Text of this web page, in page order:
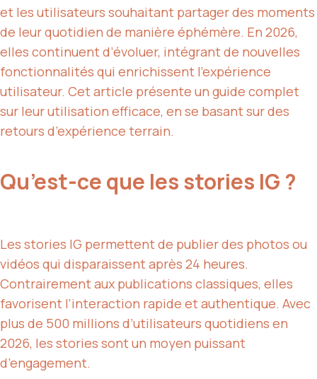
et les utilisateurs souhaitant partager des moments
de leur quotidien de manière éphémère. En 2026,
elles continuent d’évoluer, intégrant de nouvelles
fonctionnalités qui enrichissent l’expérience
utilisateur. Cet article présente un guide complet
sur leur utilisation efficace, en se basant sur des
retours d’expérience terrain.
Qu’est-ce que les stories IG ?
Les stories IG permettent de publier des photos ou
vidéos qui disparaissent après 24 heures.
Contrairement aux publications classiques, elles
favorisent l’interaction rapide et authentique. Avec
plus de 500 millions d’utilisateurs quotidiens en
2026, les stories sont un moyen puissant
d’engagement.